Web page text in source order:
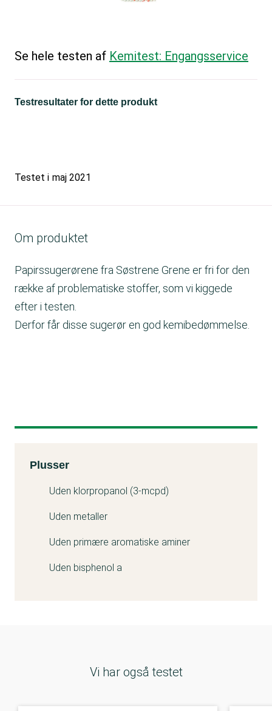
Se hele testen af Kemitest: Engangsservice
Testresultater for dette produkt
Testet i maj 2021
Om produktet
Papirssugerørene fra Søstrene Grene er fri for den
række af problematiske stoffer, som vi kiggede
efter i testen.
Derfor får disse sugerør en god kemibedømmelse.
Kemitest
Plusser
Uden klorpropanol (3-mcpd)
Uden metaller
Uden primære aromatiske aminer
Uden bisphenol a
Vi har også testet